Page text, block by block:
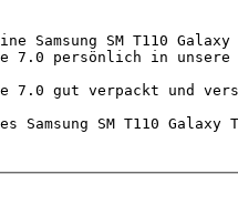
Samsung SM T110
7.0 persönlich in
7.0 gut verpackt
Samsung SM T110